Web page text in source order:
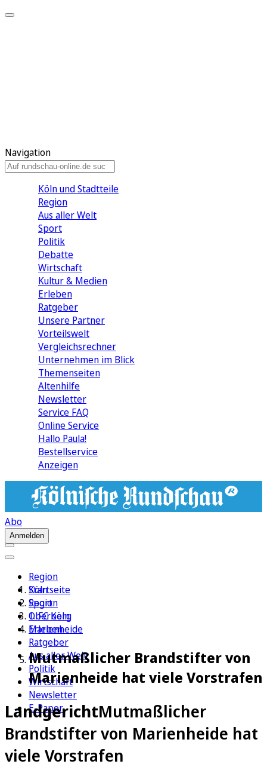
Navigation
Köln und Stadtteile
Region
Aus aller Welt
Sport
Politik
Debatte
Wirtschaft
Kultur & Medien
Erleben
Ratgeber
Unsere Partner
Vorteilswelt
Vergleichsrechner
Unternehmen im Blick
Themenseiten
Altenhilfe
Newsletter
Service FAQ
Online Service
Hallo Paula!
Bestellservice
Anzeigen
Abo
Anmelden
Region
Köln
Sport
1. FC Köln
Erleben
Ratgeber
Aus aller Welt
Politik
Wirtschaft
Newsletter
E-Paper
Startseite
Region
Oberberg
Marienheide
Mutmaßlicher Brandstifter von
Marienheide hat viele Vorstrafen
LandgerichtMutmaßlicher
Brandstifter von Marienheide hat
viele Vorstrafen